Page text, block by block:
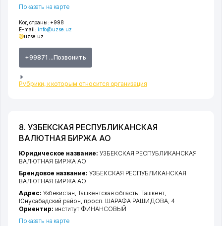
Код страны: +998
E-mail: info@uzse.uz
uzse.uz
+99871 ...Позвонить
Рубрики, к которым относится организация
Показать на карте
8. УЗБЕКСКАЯ РЕСПУБЛИКАНСКАЯ
ВАЛЮТНАЯ БИРЖА АО
Юридическое название: УЗБЕКСКАЯ РЕСПУБЛИКАНСКАЯ
ВАЛЮТНАЯ БИРЖА АО
Брендовое название: УЗБЕКСКАЯ РЕСПУБЛИКАНСКАЯ
ВАЛЮТНАЯ БИРЖА АО
Адрес: Узбекистан,Ташкентская область ,Ташкент,
Юнусабадский район просп. ШАРАФА РАШИДОВА, 4
Ориентир: институт ФИНАНСОВЫЙ
Показать на карте